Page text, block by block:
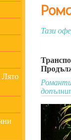
Лято
Тази